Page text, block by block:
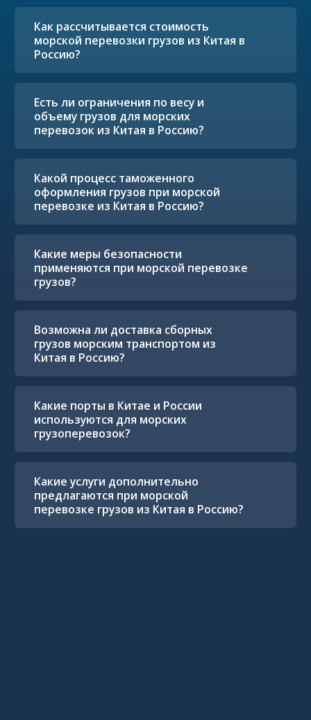
Как рассчитывается стоимость
морской перевозки грузов из Китая в
Россию?
Есть ли ограничения по весу и
объему грузов для морских
перевозок из Китая в Россию?
Какой процесс таможенного
оформления грузов при морской
перевозке из Китая в Россию?
Какие меры безопасности
применяются при морской перевозке
грузов?
Возможна ли доставка сборных
грузов морским транспортом из
Китая в Россию?
Какие порты в Китае и России
используются для морских
грузоперевозок?
Какие услуги дополнительно
предлагаются при морской
перевозке грузов из Китая в Россию?